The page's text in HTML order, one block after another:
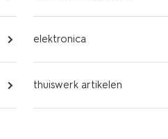
elektronica
thuiswerk artikelen